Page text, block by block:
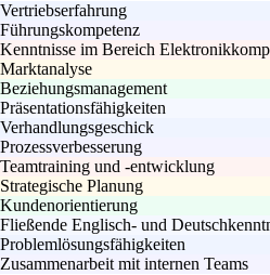
Vertriebserfahrung
Führungskompetenz
Kenntnisse im Bereich
Marktanalyse
Beziehungsmanagement
Präsentationsfähigkeiten
Verhandlungsgeschick
Prozessverbesserung
Teamtraining und -entwicklung
Strategische Planung
Kundenorientierung
Fließende Englisch- und
Problemlösungsfähigkeiten
Zusammenarbeit mit internen Teams